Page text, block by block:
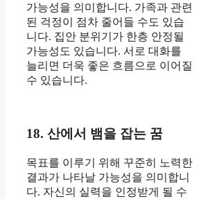
가능성을 의미합니다. 가족과 관련
된 걱정이 점차 줄어들 수도 있습
니다. 집안 분위기가 한층 안정될
가능성도 있습니다. 서로 대화를
늘리면 더욱 좋은 흐름으로 이어질
수 있습니다.
18. 산에서 뱀을 잡는 꿈
목표를 이루기 위해 꾸준히 노력한
결과가 나타날 가능성을 의미합니
다. 자신의 실력을 인정받게 될 수